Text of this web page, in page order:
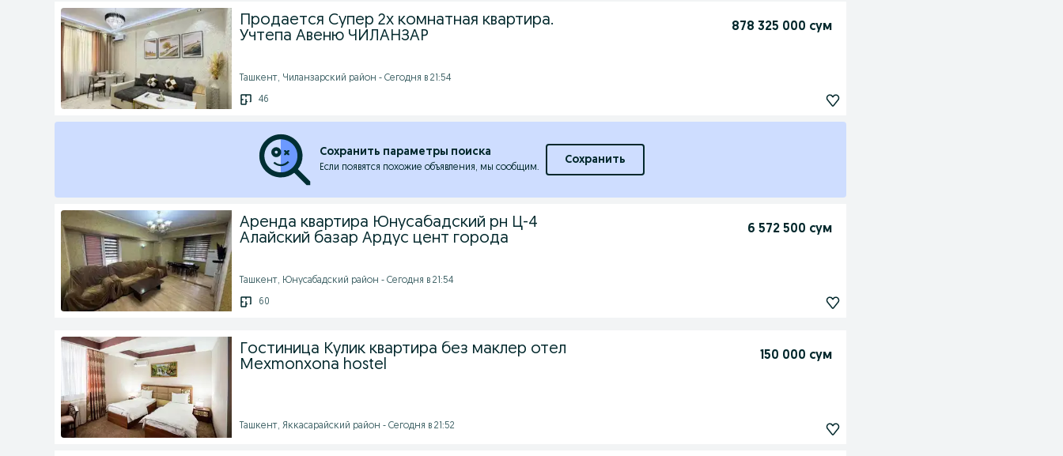
Продается Супер 2х комнатная квартира.
Учтепа Авеню ЧИЛАНЗАР
878 325 000 сум
Ташкент, Чиланзарский район - Сегодня в 21:54
46
Сохранить параметры поиска
Если появятся похожие объявления, мы сообщим.
Сохранить
Аренда квартира Юнусабадский рн Ц-4
Алайский базар Ардус цент города
6 572 500 сум
Ташкент, Юнусабадский район - Сегодня в 21:54
60
Гостиница Кулик квартира без маклер отел
Mexmonxona hostel
150 000 сум
Ташкент, Яккасарайский район - Сегодня в 21:52